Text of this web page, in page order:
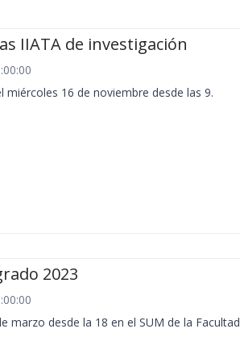
IIATA de investigación
miércoles 16 de noviembre desde las 9.
2023
marzo desde la 18 en el SUM de la Facultad